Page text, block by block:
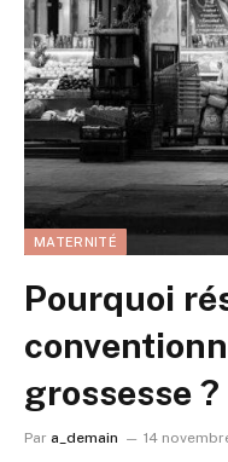
MATERNITÉ
Pourquoi
grossesse ?
Par a_demain 14